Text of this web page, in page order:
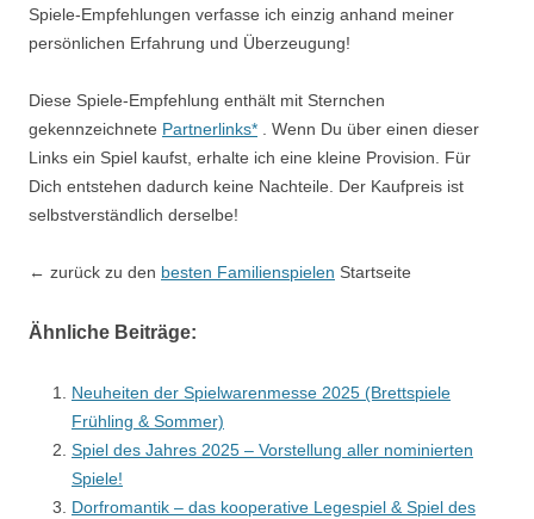
Spiele-Empfehlungen verfasse ich einzig anhand meiner
persönlichen Erfahrung und Überzeugung!
Diese Spiele-Empfehlung enthält mit Sternchen
gekennzeichnete Partnerlinks* . Wenn Du über einen dieser
Links ein Spiel kaufst, erhalte ich eine kleine Provision. Für
Dich entstehen dadurch keine Nachteile. Der Kaufpreis ist
selbstverständlich derselbe!
← zurück zu den besten Familienspielen Startseite
Ähnliche Beiträge:
Neuheiten der Spielwarenmesse 2025 (Brettspiele
Frühling & Sommer)
Spiel des Jahres 2025 – Vorstellung aller nominierten
Spiele!
Dorfromantik – das kooperative Legespiel & Spiel des